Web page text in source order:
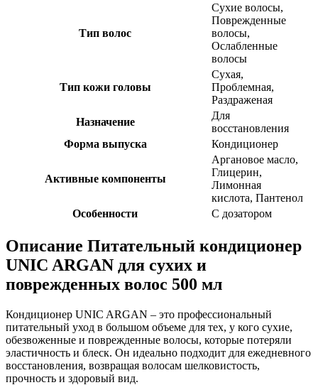
Тип волос
Сухие волосы,
Поврежденные
волосы,
Ослабленные
волосы
Тип кожи головы
Сухая,
Проблемная,
Раздраженая
Назначение
Для
восстановления
Форма выпуска
Кондиционер
Активные компоненты
Аргановое масло,
Глицерин,
Лимонная
кислота, Пантенол
Особенности
С дозатором
Описание Питательный кондиционер
UNIC ARGAN для сухих и
поврежденных волос 500 мл
Кондиционер UNIC ARGAN – это профессиональный
питательный уход в большом объеме для тех, у кого сухие,
обезвоженные и поврежденные волосы, которые потеряли
эластичность и блеск. Он идеально подходит для ежедневного
восстановления, возвращая волосам шелковистость,
прочность и здоровый вид.